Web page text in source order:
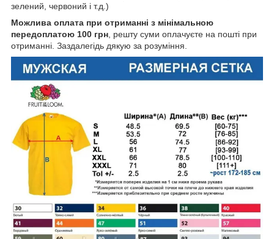
зелений, червоний і т.д.)
Можлива оплата при отриманні з мінімальною
передоплатою 100 грн , решту суми оплачуєте на пошті при
отриманні. Заздалегідь дякую за розуміння.